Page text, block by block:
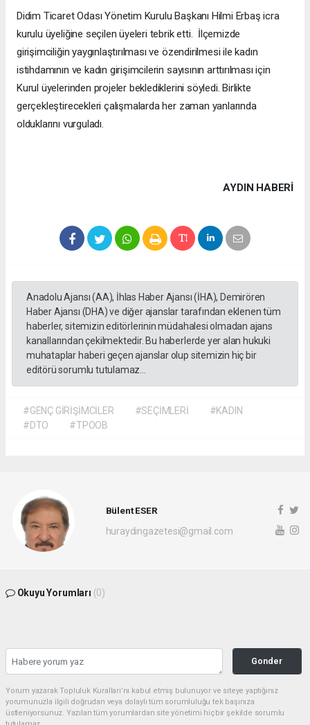
Didim Ticaret Odası Yönetim Kurulu Başkanı Hilmi Erbaş icra
kurulu üyeliğine seçilen üyeleri tebrik etti. İlçemizde
girişimciliğin yaygınlaştırılması ve özendirilmesi ile kadın
istihdamının ve kadın girişimcilerin sayısının arttırılması için
Kurul üyelerinden projeler beklediklerini söyledi. Birlikte
gerçekleştirecekleri çalışmalarda her zaman yanlarında
olduklarını vurguladı.
AYDIN HABERİ
Anadolu Ajansı (AA), İhlas Haber Ajansı (İHA), Demirören
Haber Ajansı (DHA) ve diğer ajanslar tarafından eklenen tüm
haberler, sitemizin editörlerinin müdahalesi olmadan ajans
kanallarından çekilmektedir. Bu haberlerde yer alan hukuki
muhataplar haberi geçen ajanslar olup sitemizin hiç bir
editörü sorumlu tutulamaz...
#GENÇ GİRİŞİMCİLER #SEÇİMLERİ
#KADIN
#DTO
#TPOOB
Bülent ESER
huraydingazetesi@gmail.com
Okuyu Yorumları (0)
Gonder
Yorum yazarak Topluluk Kuralları’nı kabul etmiş bulunuyor ve siteye yaptığınız
yorumunuzla ilgili doğrudan veya dolaylı tüm sorumluluğu tek başınıza
üstleniyorsunuz. Yazılan tüm yorumlardan site yönetimi hiçbir şekilde sorumlu